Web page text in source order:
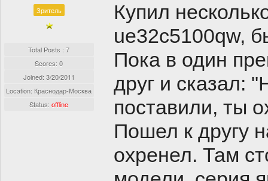
Зритель
Total Posts : 7
Scores: 0
Joined: 3/20/2011
Location: Краснодар-Москва
Status:offline
Купил
ue32c5100qw,
Пока в один
друг и сказал:
поставили, ты
Пошел к другу
охренел. Там